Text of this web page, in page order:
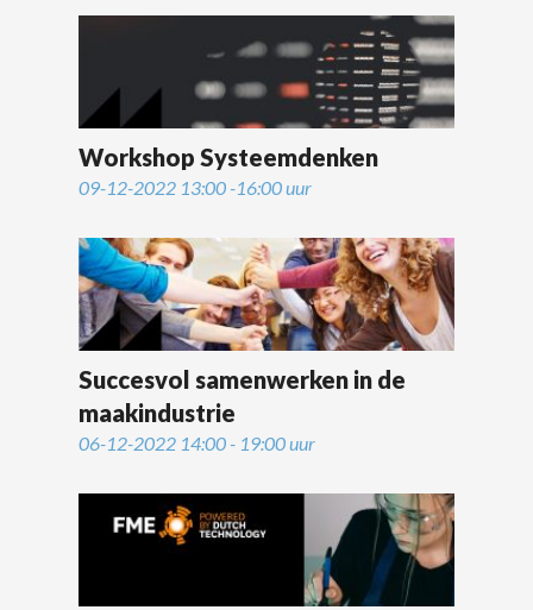
Workshop Systeemdenken
09-12-2022 13:00 -16:00 uur
Succesvol samenwerken in de
maakindustrie
06-12-2022 14:00 - 19:00 uur